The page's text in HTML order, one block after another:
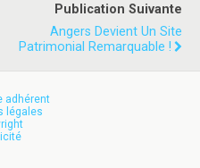
Publication Suivante
Angers Devient Un Site
Patrimonial Remarquable !
adhérent
légales